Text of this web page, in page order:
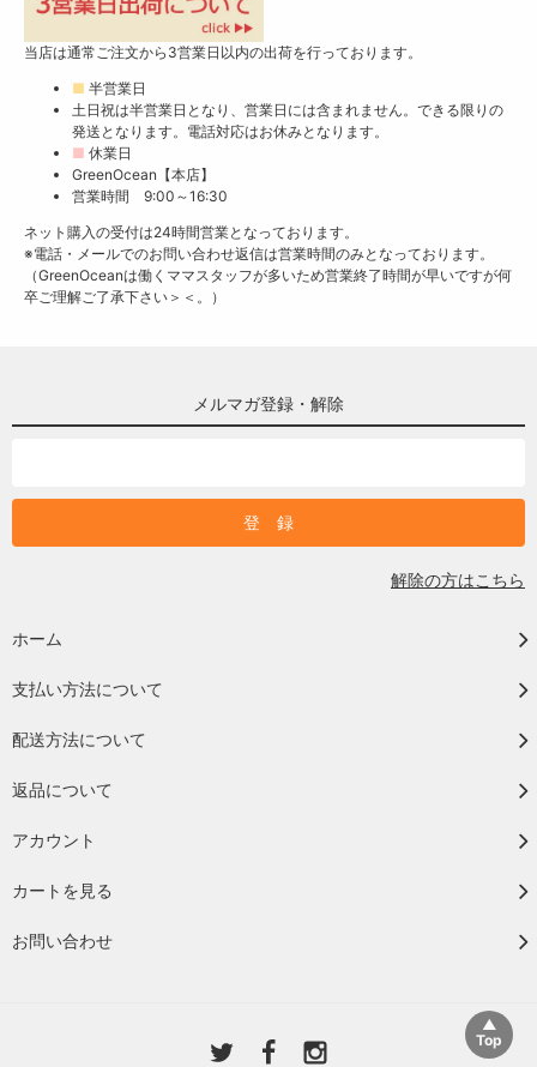
当店は通常ご注文から3営業日以内の出荷を行っております。
■ 半営業日
土日祝は半営業日となり、営業日には含まれません。できる限りの
発送となります。電話対応はお休みとなります。
■ 休業日
GreenOcean【本店】
営業時間 9:00～16:30
ネット購入の受付は24時間営業となっております。
※電話・メールでのお問い合わせ返信は営業時間のみとなっております。
（GreenOceanは働くママスタッフが多いため営業終了時間が早いですが何
卒ご理解ご了承下さい＞＜。）
メルマガ登録・解除
解除の方はこちら
ホーム
支払い方法について
配送方法について
返品について
アカウント
カートを見る
お問い合わせ